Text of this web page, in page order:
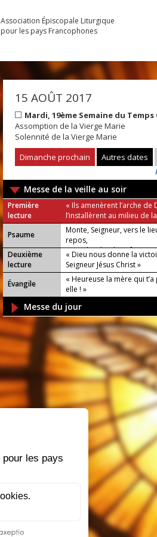
Association Épiscopale Liturgique
pour les pays Francophones
15 AOÛT 2017
Mardi, 19ème Semaine du
Assomption de la Vierge Marie
Solennité de la Vierge Marie
Dimanche prochain
Autres dates
Messe de la veille au soir
Première
lecture
« Ils amenèrent l’arche de
l’installèrent au milieu de
Psaume
Monte, Seigneur, vers le
repos,
toi, et l’arche de ta force !
Deuxième
lecture
« Dieu nous donne la
Seigneur Jésus Christ »
Évangile
« Heureuse la mère qui
elle ! »
Messe du jour